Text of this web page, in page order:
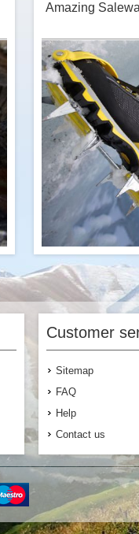
Amazing
Lorem ipsum
vehicula etiam,
etiam lacinia
nostra ornare nam
tincidunt non
porttitor justo
libero fames
nisl habitasse
Customer
Sitemap
FAQ
Help
Contact us